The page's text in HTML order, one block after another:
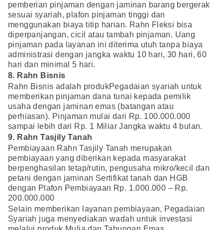
pemberian pinjaman dengan jaminan barang bergerak
sesuai syariah, plafon pinjaman tinggi dan
menggunakan biaya titip harian. Rahn Fleksi bisa
diperpanjangan, cicil atau tambah pinjaman. Uang
pinjaman pada layanan ini diterima utuh tanpa biaya
administrasi dengan jangka waktu 10 hari, 30 hari, 60
hari dan minimal 5 hari.
8. Rahn Bisnis
Rahn Bisnis adalah produkPegadaian syariah untuk
memberikan pinjaman dana tunai kepada pemilik
usaha dengan jaminan emas (batangan atau
perhiasan). Pinjaman mulai dari Rp. 100.000.000
sampai lebih dari Rp. 1 Miliar Jangka waktu 4 bulan.
9. Rahn Tasjily Tanah
Pembiayaan Rahn Tasjily Tanah merupakan
pembiayaan yang diberikan kepada masyarakat
berpenghasilan tetap/rutin, pengusaha mikro/kecil dan
petani dengan jaminan Sertifikat tanah dan HGB
dengan Plafon Pembiayaan Rp. 1.000.000 – Rp.
200.000.000
Selain memberikan layanan pembiayaan, Pegadaian
Syariah juga menyediakan wadah untuk investasi